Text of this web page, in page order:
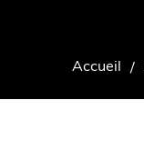
Accueil